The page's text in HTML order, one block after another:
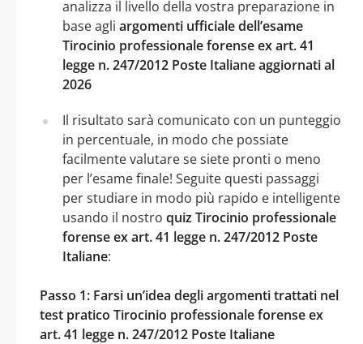
analizza il livello della vostra preparazione in
base agli argomenti ufficiale dell’esame
Tirocinio professionale forense ex art. 41
legge n. 247/2012 Poste Italiane aggiornati al
2026
Il risultato sarà comunicato con un punteggio
in percentuale, in modo che possiate
facilmente valutare se siete pronti o meno
per l’esame finale! Seguite questi passaggi
per studiare in modo più rapido e intelligente
usando il nostro quiz Tirocinio professionale
forense ex art. 41 legge n. 247/2012 Poste
Italiane:
Passo 1: Farsi un’idea degli argomenti trattati nel
test pratico Tirocinio professionale forense ex
art. 41 legge n. 247/2012 Poste Italiane